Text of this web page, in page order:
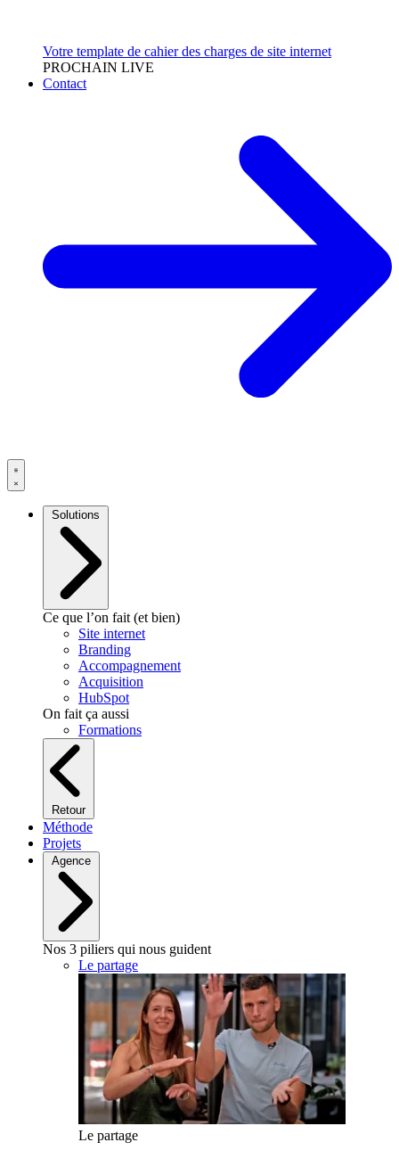
Votre template de cahier des charges de site internet
PROCHAIN LIVE
Contact
Solutions
Ce que l’on fait (et bien)
Site internet
Branding
Accompagnement
Acquisition
HubSpot
On fait ça aussi
Formations
Retour
Méthode
Projets
Agence
Nos 3 piliers qui nous guident
Le partage
Le partage